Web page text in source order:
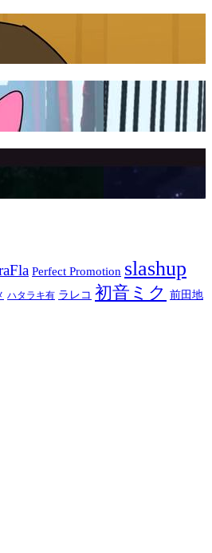
Perfect Promotion slashup
ハタラキ有 ラレコ 初音ミク 前田地